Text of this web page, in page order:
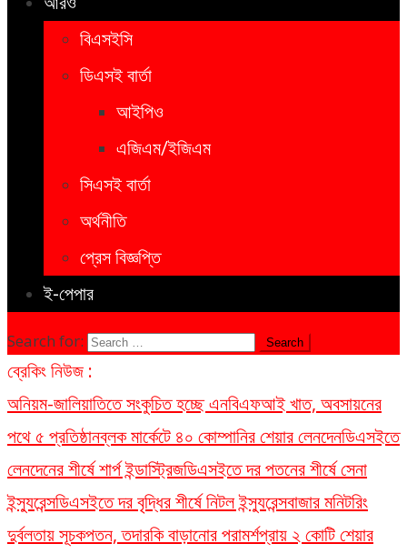
বিএসইসি
ডিএসই বার্তা
আইপিও
এজিএম/ইজিএম
সিএসই বার্তা
অর্থনীতি
প্রেস বিজ্ঞপ্তি
ই-পেপার
Search for:
ব্রেকিং নিউজ :
অনিয়ম-জালিয়াতিতে সংকুচিত হচ্ছে এনবিএফআই খাত, অবসায়নের
পথে ৫ প্রতিষ্ঠানব্লক মার্কেটে ৪০ কোম্পানির শেয়ার লেনদেনডিএসইতে
লেনদেনের শীর্ষে শার্প ইন্ডাস্ট্রিজডিএসইতে দর পতনের শীর্ষে সেনা
ইন্স্যুরেন্সডিএসইতে দর বৃদ্ধির শীর্ষে নিটল ইন্স্যুরেন্সবাজার মনিটরিং
দুর্বলতায় সূচকপতন, তদারকি বাড়ানোর পরামর্শপ্রায় ২ কোটি শেয়ার